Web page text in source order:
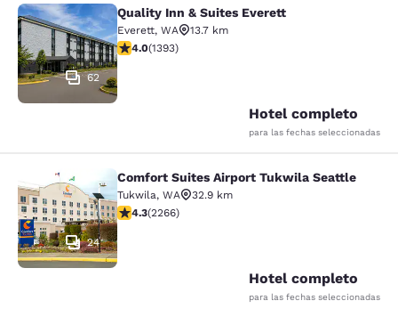
Quality Inn & Suites Everett
62
Quality Inn & Suites Everett
Everett, WA
13.7 km
calificación de 3.98 estrellas. Bueno. 1393 reseñas
4.0(1393)
Hotel completo
para las fechas seleccionadas
Comfort Suites Airport Tukwila
24
Comfort Suites Airport Tukwila Seattle
Tukwila, WA
32.9 km
calificación de 4.3 estrellas. Excelente. 2266 reseñas
4.3(2266)
Hotel completo
para las fechas seleccionadas